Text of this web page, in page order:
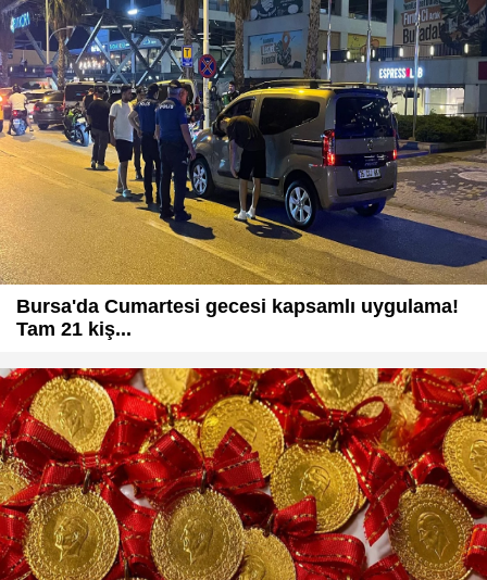
Bursa'da Cumartesi gecesi kapsamlı uygulama!
Tam 21 kiş...